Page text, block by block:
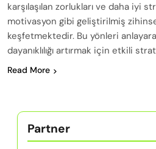
karşılaşılan zorlukları ve daha iyi
motivasyon gibi geliştirilmiş zihinsel
keşfetmektedir. Bu yönleri
dayanıklılığı artırmak için etkili
Read More
Partner